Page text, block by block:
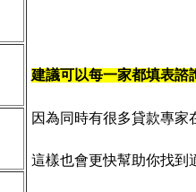
建議可以每一家都填表諮
因為同時有很多貸款專家
這樣也會更快幫助你找到